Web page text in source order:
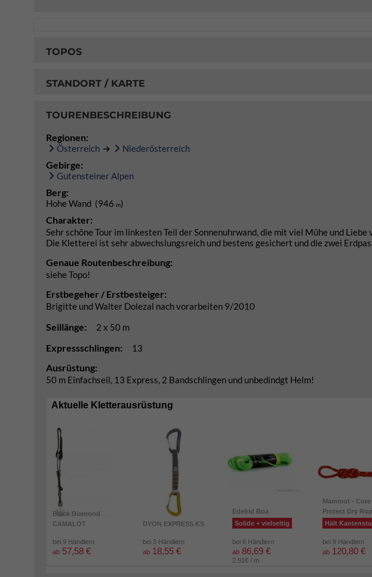
TOPOS
STANDORT / KARTE
TOURENBESCHREIBUNG
Regionen:
Österreich Niederösterreich
Gebirge:
Gutensteiner Alpen
Berg:
Hohe Wand (946 m)
Charakter:
Sehr schöne Tour im linkesten Teil der Sonnenuhrwand, die mit viel Mühe und
Die Kletterei ist sehr abwechslungsreich und bestens gesichert und die zwei
Genaue Routenbeschreibung:
siehe Topo!
Erstbegeher / Erstbesteiger:
Brigitte und Walter Dolezal nach vorarbeiten 9/2010
Seillänge: 2 x 50 m
Expressschlingen: 13
Ausrüstung:
50 m Einfachseil, 13 Express, 2 Bandschlingen und unbedindgt Helm!
Aktuelle Kletterausrüstung
Black Diamond
CAMALOT
bei 9 Händlern
ab 57,58 €
DYON EXPRESS KS
bei 3 Händlern
ab 18,55 €
Edelrid Boa
Solide + vielseitig
bei 6 Händlern
ab 86,69 €
2.91€ / m
Mammut - Core
Protect Dry
Hält
bei 9 Händlern
ab 120,80 €